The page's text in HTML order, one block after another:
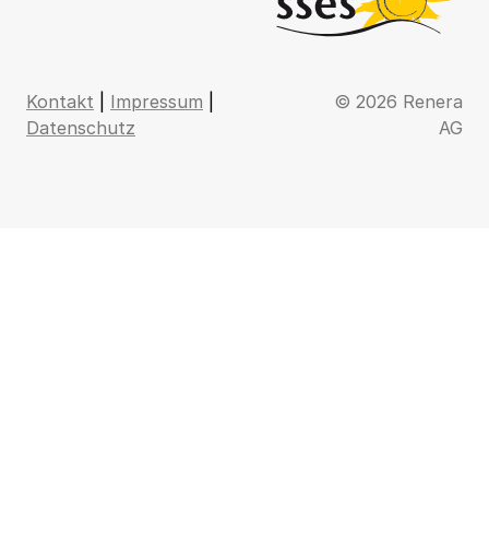
Kontakt Impressum
Datenschutz
© 2026 Renera
AG